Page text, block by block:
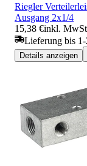
Riegler
Ausgang 2x1/4
15,38 €inkl.
Lieferung bis
Details anzeigen